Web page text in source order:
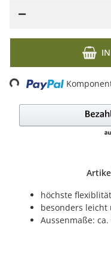
höchste flexiblität
besonders
Aussenmaße:
Loading...